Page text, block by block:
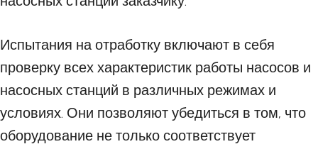
Испытания на отработку включают в себя
проверку всех характеристик работы насосов и
насосных станций в различных режимах и
условиях. Они позволяют убедиться в том, что
оборудование не только соответствует